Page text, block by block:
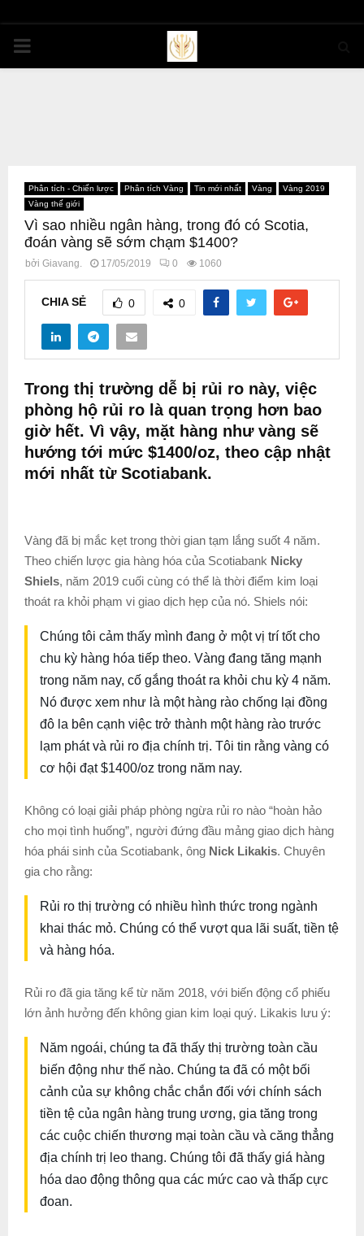
PRIMARY
Phân tích - Chiến lược Phân tích Vàng Tin mới nhất Vàng
Vàng 2019
Vàng thế giới
Vì sao nhiều ngân hàng, trong đó có Scotia,
đoán vàng sẽ sớm chạm $1400?
bởi Giavang. 17/05/2019 0 1060
CHIA SẺ 0 0
Trong thị trường dễ bị rủi ro này, việc
phòng hộ rủi ro là quan trọng hơn bao
giờ hết. Vì vậy, mặt hàng như vàng sẽ
hướng tới mức $1400/oz, theo cập nhật
mới nhất từ ​​Scotiabank.
Vàng đã bị mắc kẹt trong thời gian tạm lắng suốt 4 năm.
Theo chiến lược gia hàng hóa của Scotiabank Nicky
Shiels, năm 2019 cuối cùng có thể là thời điểm kim loại
thoát ra khỏi phạm vi giao dịch hẹp của nó. Shiels nói:
Chúng tôi cảm thấy mình đang ở một vị trí tốt cho
chu kỳ hàng hóa tiếp theo. Vàng đang tăng mạnh
trong năm nay, cố gắng thoát ra khỏi chu kỳ 4 năm.
Nó được xem như là một hàng rào chống lại đồng
đô la bên cạnh việc trở thành một hàng rào trước
lạm phát và rủi ro địa chính trị. Tôi tin rằng vàng có
cơ hội đạt $1400/oz trong năm nay.
Không có loại giải pháp phòng ngừa rủi ro nào “hoàn hảo
cho mọi tình huống”, người đứng đầu mảng giao dịch hàng
hóa phái sinh của Scotiabank, ông Nick Likakis. Chuyên
gia cho rằng:
Rủi ro thị trường có nhiều hình thức trong ngành
khai thác mỏ. Chúng có thể vượt qua lãi suất, tiền tệ
và hàng hóa.
Rủi ro đã gia tăng kể từ năm 2018, với biến động cổ phiếu
lớn ảnh hưởng đến không gian kim loại quý. Likakis lưu ý:
Năm ngoái, chúng ta đã thấy thị trường toàn cầu
biến động như thế nào. Chúng ta đã có một bối
cảnh của sự không chắc chắn đối với chính sách
tiền tệ của ngân hàng trung ương, gia tăng trong
các cuộc chiến thương mại toàn cầu và căng thẳng
địa chính trị leo thang. Chúng tôi đã thấy giá hàng
hóa dao động thông qua các mức cao và thấp cực
đoan.